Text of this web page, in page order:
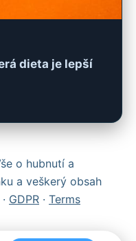
dieta je lepší
o hubnutí a
a veškerý obsah
· GDPR · Terms